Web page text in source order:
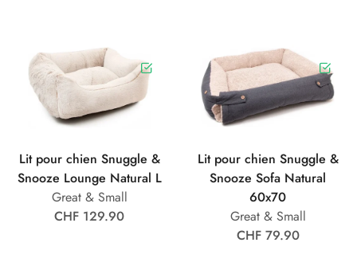
Lit pour chien Snuggle &
Snooze Lounge Natural L
Great & Small
CHF 129.90
Lit pour chien Snuggle &
Snooze Sofa Natural
60x70
Great & Small
CHF 79.90